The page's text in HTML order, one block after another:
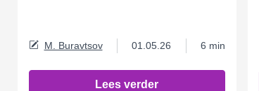
M. Buravtsov 01.05.26 6 min
Lees verder